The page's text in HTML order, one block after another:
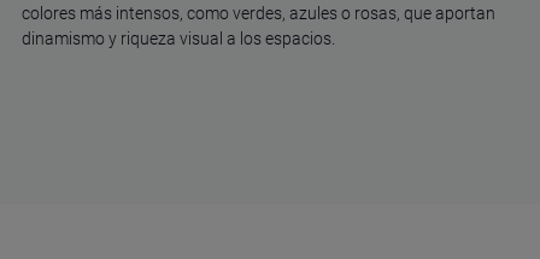
colores más intensos, como verdes, azules o rosas, que aportan
dinamismo y riqueza visual a los espacios.